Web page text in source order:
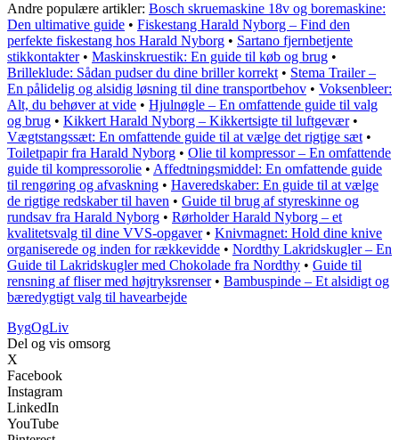
Andre populære artikler: Bosch skruemaskine 18v og boremaskine:
Den ultimative guide • Fiskestang Harald Nyborg – Find den
perfekte fiskestang hos Harald Nyborg • Sartano fjernbetjente
stikkontakter• Maskinskruestik: En guide til køb og brug •
Brilleklude: Sådan pudser du dine briller korrekt • Stema Trailer –
En pålidelig og alsidig løsning til dine transportbehov • Voksenbleer:
Alt, du behøver at vide • Hjulnøgle – En omfattende guide til valg
og brug • Kikkert Harald Nyborg – Kikkertsigte til luftgevær•
Vægtstangssæt: En omfattende guide til at vælge det rigtige sæt •
Toiletpapir fra Harald Nyborg • Olie til kompressor – En omfattende
guide til kompressorolie • Affedtningsmiddel: En omfattende guide
til rengøring og afvaskning • Haveredskaber: En guide til at vælge
de rigtige redskaber til haven • Guide til brug af styreskinne og
rundsav fra Harald Nyborg • Rørholder Harald Nyborg – et
kvalitetsvalg til dine VVS-opgaver• Knivmagnet: Hold dine knive
organiserede og inden for rækkevidde • Nordthy Lakridskugler – En
Guide til Lakridskugler med Chokolade fra Nordthy • Guide til
rensning af fliser med højtryksrenser• Bambuspinde – Et alsidigt og
bæredygtigt valg til havearbejde
BygOgLiv
Del og vis omsorg
X
Facebook
Instagram
LinkedIn
YouTube